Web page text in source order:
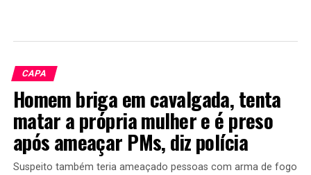
CAPA
Homem briga em cavalgada, tenta
matar a própria mulher e é preso
após ameaçar PMs, diz polícia
Suspeito também teria ameaçado pessoas com arma de fogo